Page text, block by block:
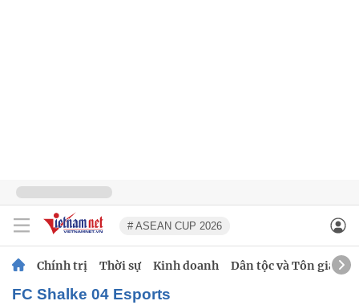
# ASEAN CUP 2026
Chính trị Thời sự Kinh doanh Dân tộc và Tôn giáo
FC Shalke 04 Esports